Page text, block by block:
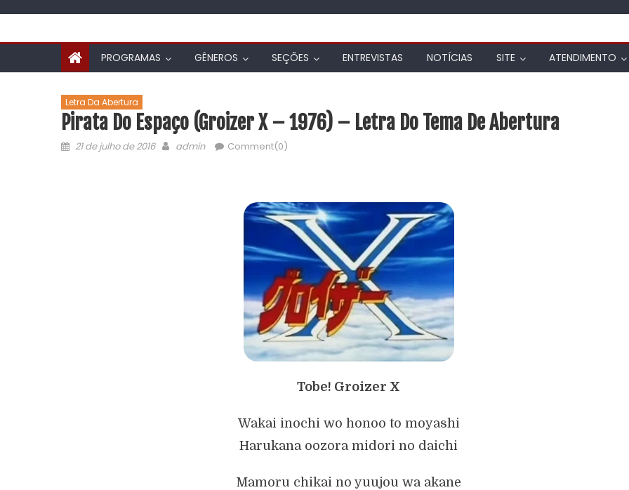
PROGRAMAS GÊNEROS SEÇÕES ENTREVISTAS NOTÍCIAS SITE ATENDIMENTO
Letra Da Abertura
Pirata Do Espaço (Groizer X – 1976) – Letra Do Tema De Abertura
21 de julho de 2016 admin Comment(0)
Tobe! Groizer X
Wakai inochi wo honoo to moyashi
Harukana oozora midori no daichi
Mamoru chikai no yuujou wa akane